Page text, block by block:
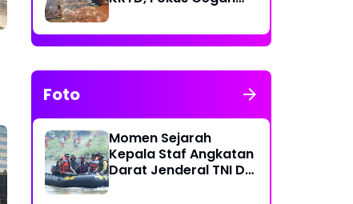
dan Balap Liar
Foto
Momen Sejarah
Kepala Staf Angkatan
Darat Jenderal TNI Dr